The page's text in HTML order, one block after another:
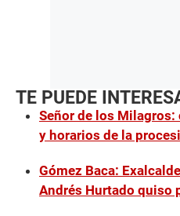
TE PUEDE
Señor de los
y horarios de la
Gómez Baca:
Andrés Hurtado quiso